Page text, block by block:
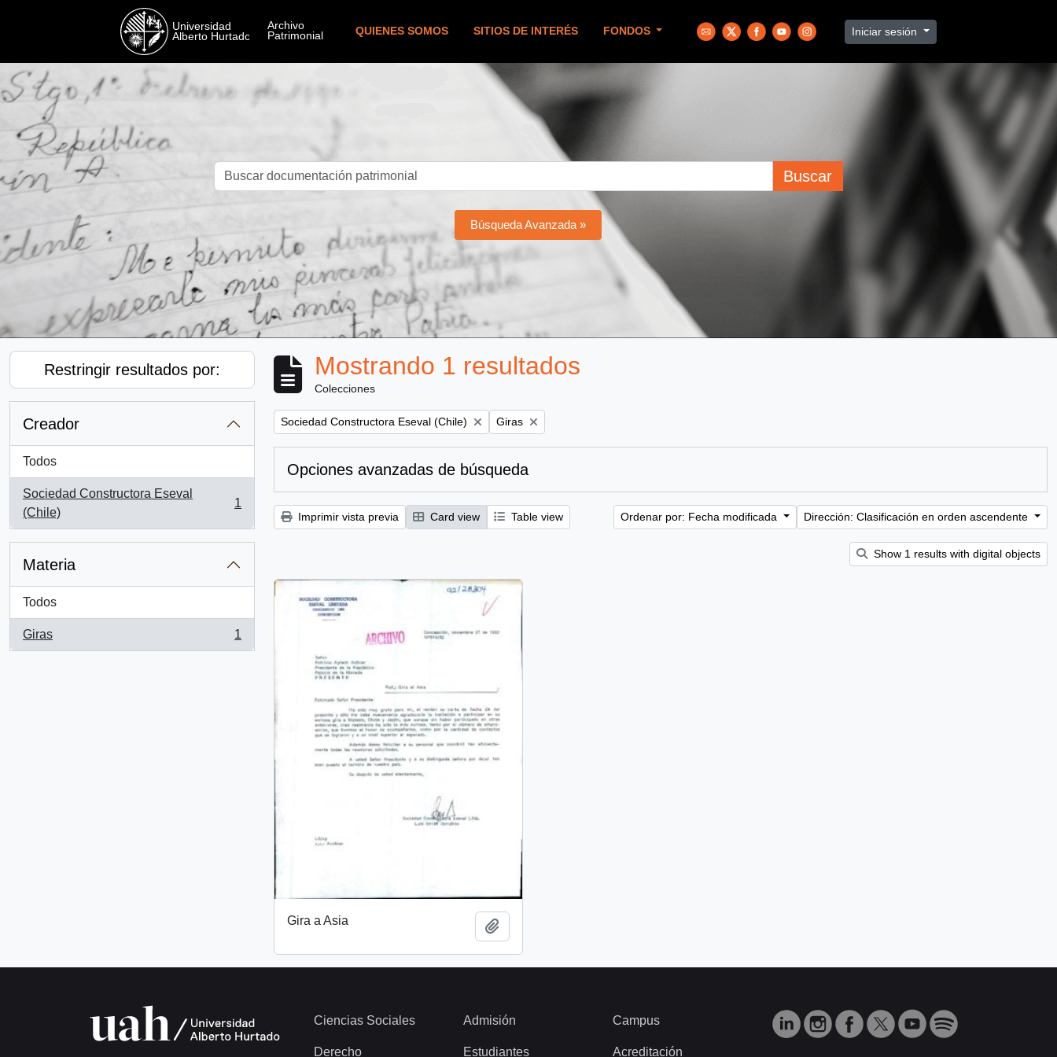
QUIENES SOMOS SITIOS DE INTERÉS FONDOS Iniciar sesión
Buscar
Búsqueda Avanzada »
Restringir resultados por:
Creador
Todos
Sociedad Constructora Eseval
(Chile)
, 1 resultados
1
Materia
Todos
Giras
, 1 resultados
1
Mostrando 1 resultados
Colecciones
Remove filter:
Sociedad Constructora Eseval (Chile) Remove filter:
Giras
Opciones avanzadas de búsqueda
Imprimir vista previa Card view Table view Ordenar por: Fecha modificada Dirección: Clasificación en orden ascendente
Show 1 results with digital objects
Gira a Asia
Ciencias Sociales
Derecho
Admisión
Estudiantes
Campus
Acreditación